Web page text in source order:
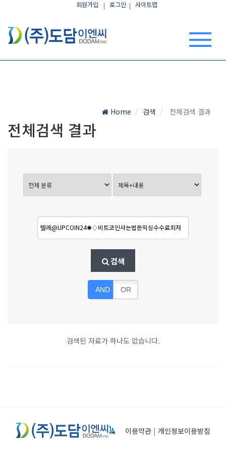
회원가입 로그인 사이트맵
Home 검색 전체검색 결과
전체검색 결과
검색
AND OR
검색된 자료가 하나도 없습니다.
이용약관 | 개인정보이용방침